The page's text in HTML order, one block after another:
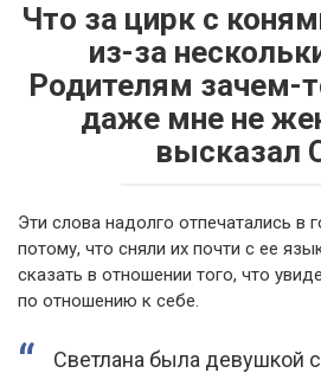
Что за цирк с
из-за
Родителям зачем-
даже мне не
высказал
Эти слова надолго отпечатались в
потому, что сняли их почти с ее
сказать в отношении того, что
по отношению к себе.
Светлана была девушкой